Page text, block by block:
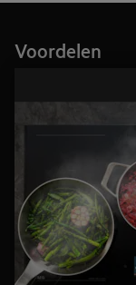
Voordelen